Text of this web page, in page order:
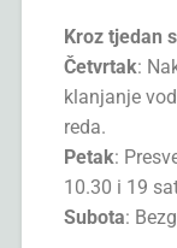
Kroz tjedan
Četvrtak:
klanjanje
reda.
Petak:
10.30 i 19
Subota: